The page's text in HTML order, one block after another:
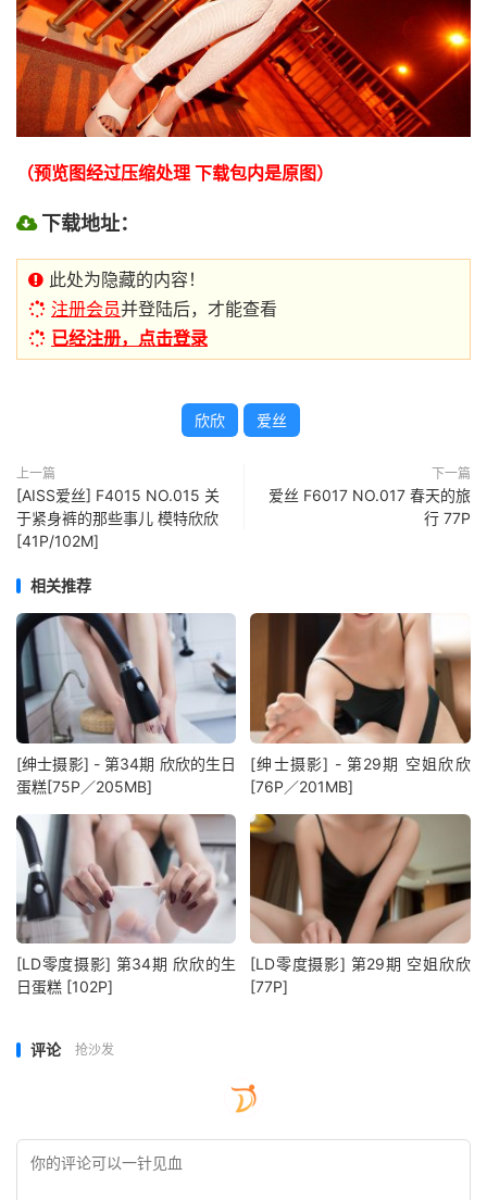
（预览图经过压缩处理 下载包内是原图）
下载地址：
此处为隐藏的内容！
注册会员并登陆后，才能查看
已经注册，点击登录
欣欣 爱丝
上一篇
[AISS爱丝] F4015 NO.015 关
于紧身裤的那些事儿 模特欣欣
[41P/102M]
下一篇
爱丝 F6017 NO.017 春天的旅
行 77P
相关推荐
[绅士摄影] - 第34期 欣欣的生日
蛋糕[75P／205MB]
[绅士摄影] - 第29期 空姐欣欣
[76P／201MB]
[LD零度摄影] 第34期 欣欣的生
日蛋糕 [102P]
[LD零度摄影] 第29期 空姐欣欣
[77P]
评论 抢沙发